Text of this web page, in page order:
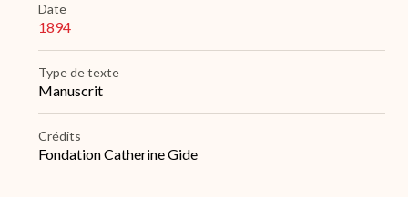
Date
1894
Type de texte
Manuscrit
Crédits
Fondation Catherine Gide